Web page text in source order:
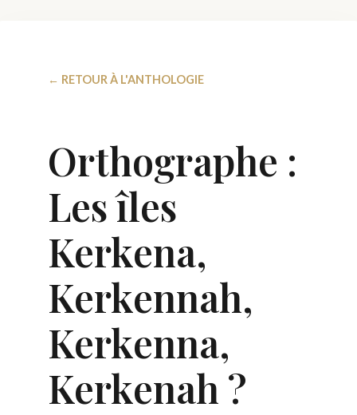
← RETOUR À L'ANTHOLOGIE
Orthographe :
Les îles
Kerkena,
Kerkennah,
Kerkenna,
Kerkenah ?